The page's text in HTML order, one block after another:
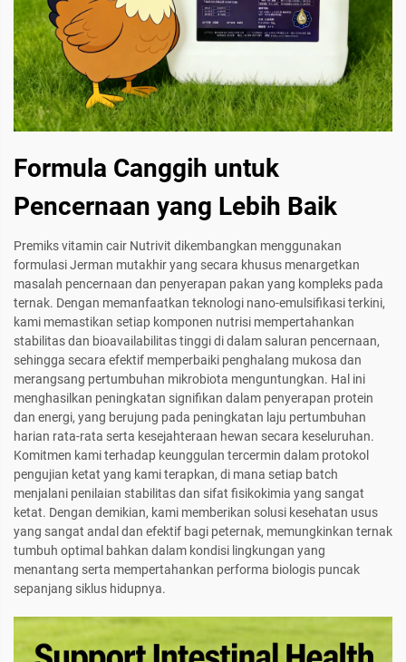
Formula Canggih untuk
Pencernaan yang Lebih Baik
Premiks vitamin cair Nutrivit dikembangkan menggunakan
formulasi Jerman mutakhir yang secara khusus menargetkan
masalah pencernaan dan penyerapan pakan yang kompleks pada
ternak. Dengan memanfaatkan teknologi nano-emulsifikasi terkini,
kami memastikan setiap komponen nutrisi mempertahankan
stabilitas dan bioavailabilitas tinggi di dalam saluran pencernaan,
sehingga secara efektif memperbaiki penghalang mukosa dan
merangsang pertumbuhan mikrobiota menguntungkan. Hal ini
menghasilkan peningkatan signifikan dalam penyerapan protein
dan energi, yang berujung pada peningkatan laju pertumbuhan
harian rata-rata serta kesejahteraan hewan secara keseluruhan.
Komitmen kami terhadap keunggulan tercermin dalam protokol
pengujian ketat yang kami terapkan, di mana setiap batch
menjalani penilaian stabilitas dan sifat fisikokimia yang sangat
ketat. Dengan demikian, kami memberikan solusi kesehatan usus
yang sangat andal dan efektif bagi peternak, memungkinkan ternak
tumbuh optimal bahkan dalam kondisi lingkungan yang
menantang serta mempertahankan performa biologis puncak
sepanjang siklus hidupnya.